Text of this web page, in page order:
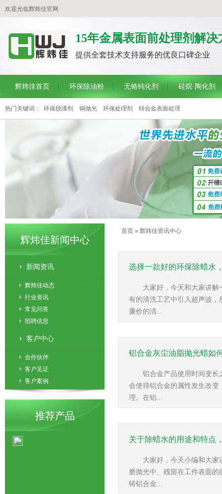
欢迎光临辉炜佳官网
15年金属表面前处理剂解决
提供全套技术支持服务的优良口碑企业
辉炜佳首页 环保除油粉 无铬钝化剂 硅烷·陶化剂
热门关键词： 环保脱漆剂 铜抛光 环保处理剂 锌合金表面处理
辉炜佳新闻中心
新闻资讯
辉炜佳动态
行业资讯
常见问答
招聘信息
客户中心
合作伙伴
客户见证
客户案例
推荐产品
首页 » 辉炜佳资讯中心
选择一款好的环保除蜡水
大家好，今天和大家讲
有的清洗工艺中引入超声波
廉价的清...
铝合金灰尘油脂抛光蜡如
铝合金产品使用时间变长
会使得铝合金的属性发生改
理。在铝...
关于除蜡水的用途和特点
大家好，今天小编和大
磨抛光中、残留在工件表面
铸铝合金...